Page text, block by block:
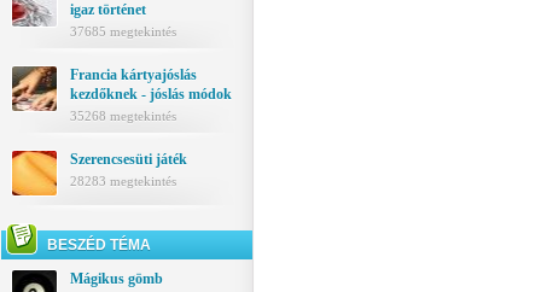
igaz történet
37685 megtekintés
Francia kártyajóslás
kezdőknek - jóslás módok
35268 megtekintés
Szerencsesüti játék
28283 megtekintés
BESZÉD TÉMA
Mágikus gömb